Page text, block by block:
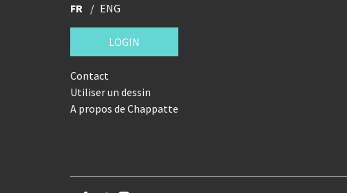
FR ENG
LOGIN
Contact
Utiliser un dessin
A propos de Chappatte